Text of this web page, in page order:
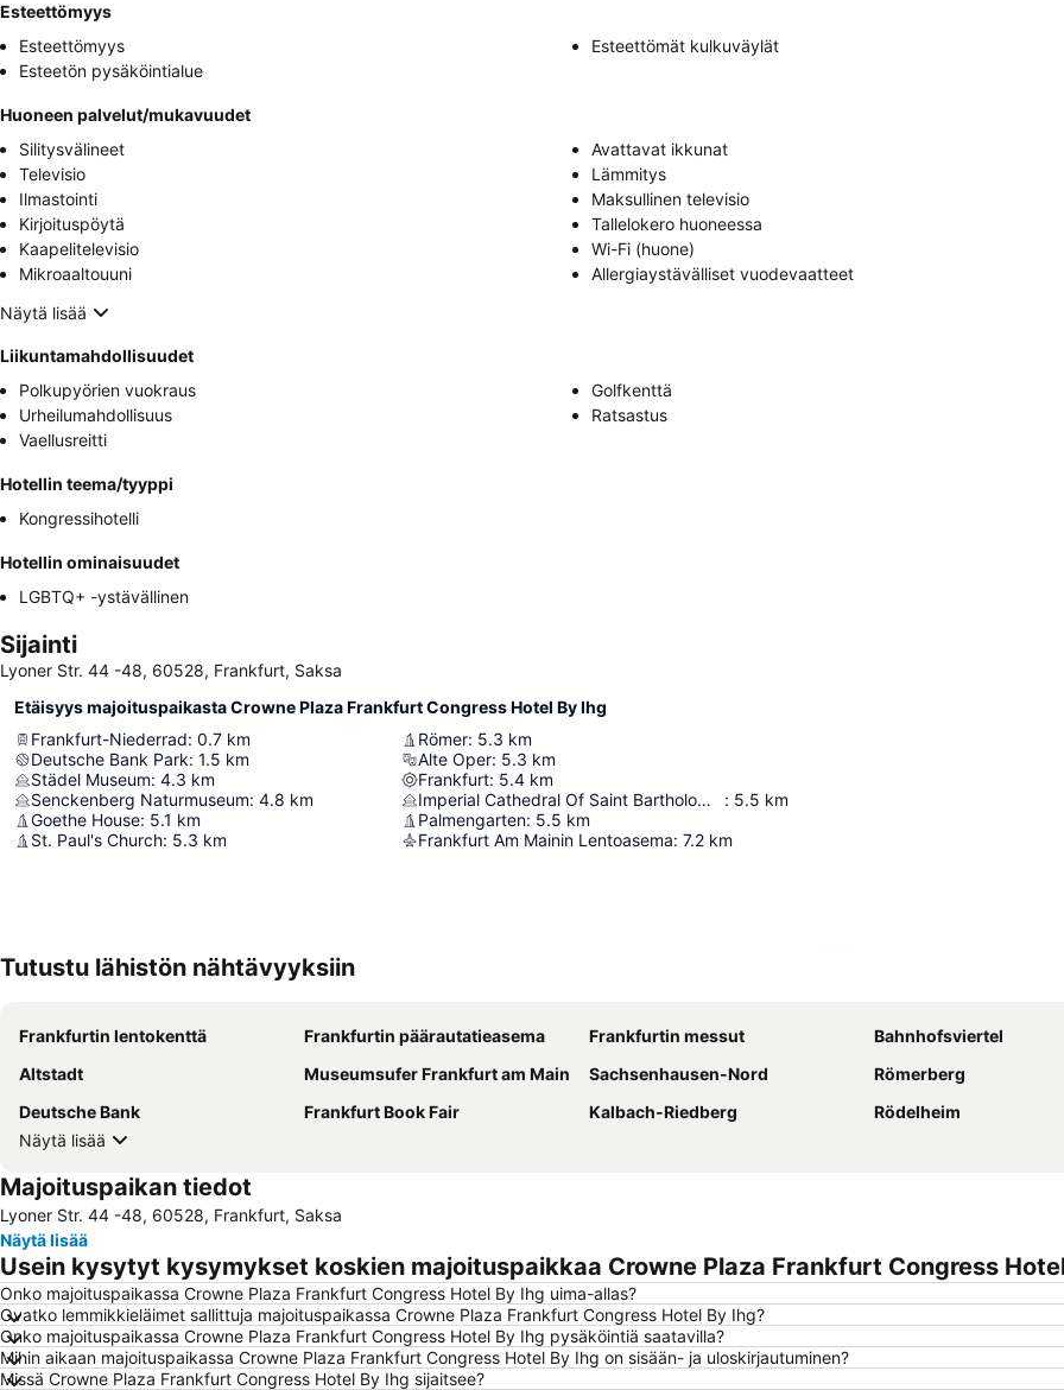
Esteettömyys
Esteettömyys
Esteettömät kulkuväylät
Esteetön pysäköintialue
Huoneen palvelut/mukavuudet
Silitysvälineet
Avattavat ikkunat
Televisio
Lämmitys
Ilmastointi
Maksullinen televisio
Kirjoituspöytä
Tallelokero huoneessa
Kaapelitelevisio
Wi-Fi (huone)
Mikroaaltouuni
Allergiaystävälliset vuodevaatteet
Näytä lisää
Liikuntamahdollisuudet
Polkupyörien vuokraus
Golfkenttä
Urheilumahdollisuus
Ratsastus
Vaellusreitti
Hotellin teema/tyyppi
Kongressihotelli
Hotellin ominaisuudet
LGBTQ+ -ystävällinen
Sijainti
Lyoner Str. 44 -48, 60528, Frankfurt, Saksa
Etäisyys majoituspaikasta Crowne Plaza Frankfurt Congress Hotel By Ihg
Frankfurt-Niederrad: 0.7 km
Deutsche Bank Park: 1.5 km
Städel Museum: 4.3 km
Senckenberg Naturmuseum: 4.8 km
Goethe House: 5.1 km
St. Paul's Church: 5.3 km
Römer: 5.3 km
Alte Oper: 5.3 km
Frankfurt: 5.4 km
Imperial Cathedral Of Saint Bartholomew
: 5.5 km
Palmengarten: 5.5 km
Frankfurt Am Mainin Lentoasema: 7.2 km
Tutustu lähistön nähtävyyksiin
Frankfurtin lentokenttä Frankfurtin päärautatieasema Frankfurtin messut
Bahnhofsviertel
Altstadt
Museumsufer Frankfurt am Main Sachsenhausen-Nord
Römerberg
Deutsche Bank
Frankfurt Book Fair Kalbach-Riedberg
Rödelheim
Näytä lisää
Majoituspaikan tiedot
Lyoner Str. 44 -48, 60528, Frankfurt, Saksa
Näytä lisää
Usein kysytyt kysymykset koskien majoituspaikkaa Crowne Plaza Frankfurt Congress
Onko majoituspaikassa Crowne Plaza Frankfurt Congress Hotel By Ihg uima-allas?
Ovatko lemmikkieläimet sallittuja majoituspaikassa Crowne Plaza Frankfurt Congress Hotel By Ihg?
Onko majoituspaikassa Crowne Plaza Frankfurt Congress Hotel By Ihg pysäköintiä saatavilla?
Mihin aikaan majoituspaikassa Crowne Plaza Frankfurt Congress Hotel By Ihg on sisään- ja uloskirjautuminen?
Missä Crowne Plaza Frankfurt Congress Hotel By Ihg sijaitsee?